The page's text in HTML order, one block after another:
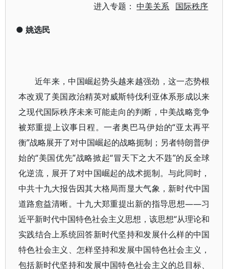
进入专题：中美关系 国际秩序
● 姚选民
近年来，中国崛起势头越来越强劲，这一态势根
本改观了美国政治精英对威斯特伐利亚体系形成以来
之现代国际秩序未来可能走向的判断，中美战略竞争
被郑重提上议事日程。一者奥巴马伊始的“亚太再平
衡”战略展开了对中国崛起的战略扼制；另者特朗普伊
始的“美国优先”战略掀起“冒天下之大不韪”的反全球
化逆流，展开了对中国崛起的战术扼制。与此同时，
中共十九大报告因其大格局而显大气象，新时代中国
道路愈益清晰。十九大郑重提出新的指导思想——习
近平新时代中国特色社会主义思想，该思想“从理论和
实践结合上系统回答新时代坚持和发展什么样的中国
特色社会主义、怎样坚持和发展中国特色社会主义，
包括新时代坚持和发展中国特色社会主义的总目标、